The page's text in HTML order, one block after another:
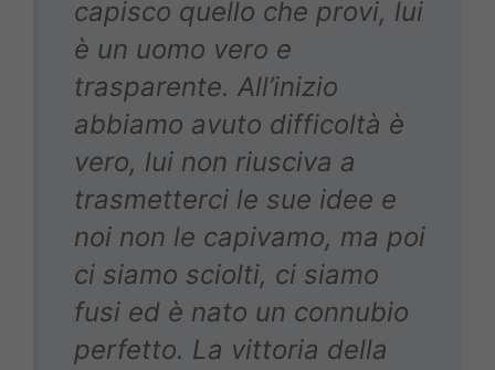
capisco quello che provi, lui
è un uomo vero e
trasparente. All’inizio
abbiamo avuto difficoltà è
vero, lui non riusciva a
trasmetterci le sue idee e
noi non le capivamo, ma poi
ci siamo sciolti, ci siamo
fusi ed è nato un connubio
perfetto. La vittoria della